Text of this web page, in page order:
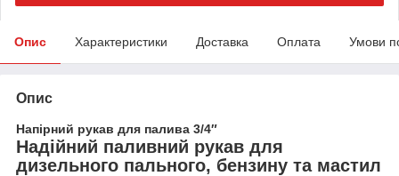
Опис Характеристики Доставка Оплата Умови
Опис
Напірний рукав для палива 3/4″
Надійний паливний рукав для
дизельного пального, бензину та мастил